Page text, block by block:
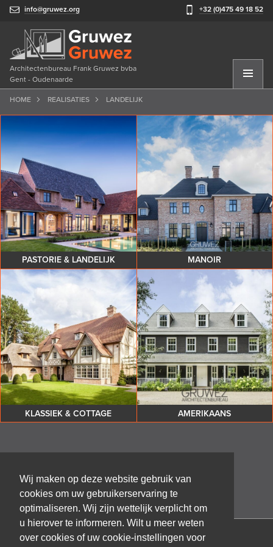
Wij maken op deze website gebruik van
cookies om uw gebruikerservaring te
optimaliseren. Wij zijn wettelijk verplicht om
u hierover te informeren. Wilt u meer weten
over cookies of uw cookie-instellingen voor
info@gruwez.org +32 (0)475 49 18 52
Architectenbureau Frank Gruwez bvba
Gent - Oudenaarde
HOME REALISATIES LANDELIJK
PASTORIE & LANDELIJK MANOIR
KLASSIEK & COTTAGE AMERIKAANS
Architectenbureau Frank GRUWEZ bvba